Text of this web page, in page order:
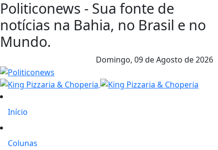
Politiconews - Sua fonte de
notícias na Bahia, no Brasil e no
Mundo.
Domingo, 09 de Agosto de 2026
Início
Colunas